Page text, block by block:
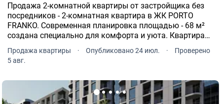
Продажа 2-комнатной квартиры от застройщика без
посредников - 2-комнатная квартира в ЖК PORTO
FRANKO. Современная планировка площадью - 68 м²
создана специально для комфорта и уюта. Квартира
расположена на 9 этаже 0-и этажного дома.
Продажа квартиры · Опубликовано 24 июл. ·
Проверено
5 авг.